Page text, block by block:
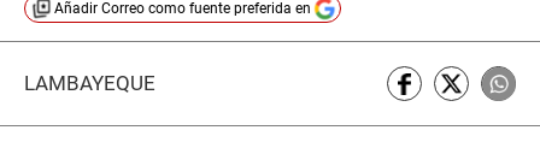
Añadir Correo como fuente preferida en
LAMBAYEQUE